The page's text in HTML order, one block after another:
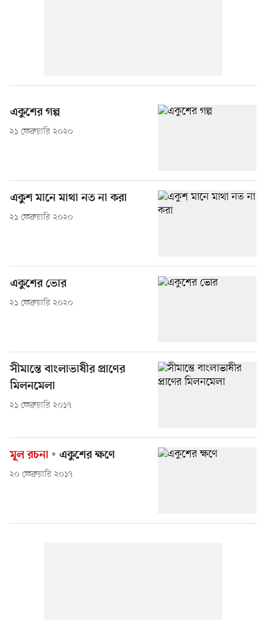
একুশের গল্প
২১ ফেব্রুয়ারি ২০২০
একুশ মানে মাথা নত না করা
২১ ফেব্রুয়ারি ২০২০
একুশের ভোর
২১ ফেব্রুয়ারি ২০২০
সীমান্তে বাংলাভাষীর প্রাণের
মিলনমেলা
২১ ফেব্রুয়ারি ২০১৭
মূল রচনা একুশের ক্ষণে
২০ ফেব্রুয়ারি ২০১৭